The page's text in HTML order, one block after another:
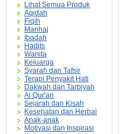
Lihat Semua Produk
Aqidah
Fiqih
Manhaj
Ibadah
Hadits
Wanita
Keluarga
Syarah dan Tafsir
Terapi Penyakit Hati
Dakwah dan Tarbiyah
Al Qur'an
Sejarah dan Kisah
Kesehatan dan Herbal
Anak-anak
Motivasi dan Inspirasi